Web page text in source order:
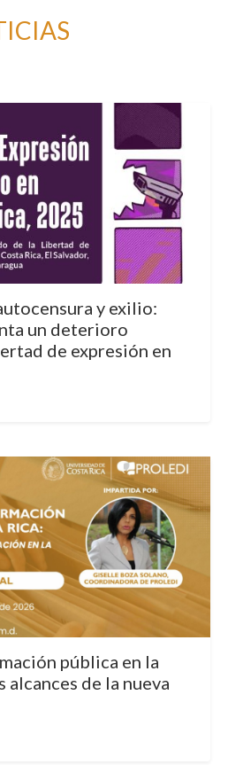
y exilio:
un deterioro
de expresión en
pública en la
alcances de la nueva